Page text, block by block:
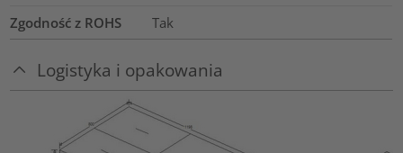
Zgodność z ROHS Tak
Logistyka i opakowania